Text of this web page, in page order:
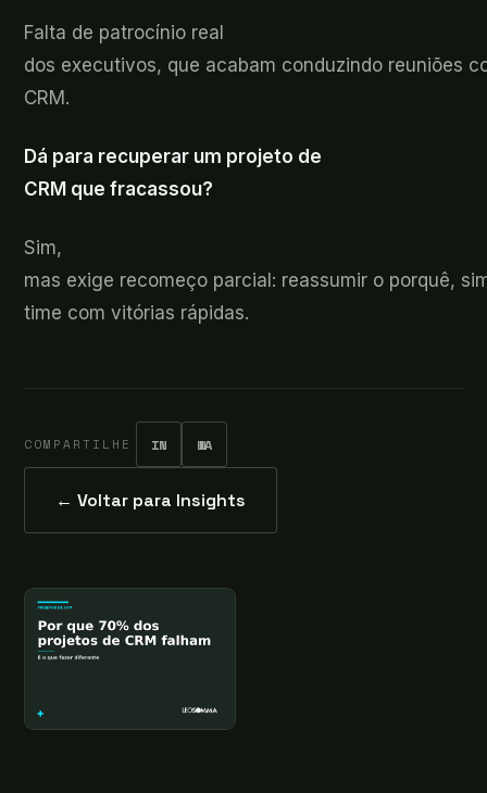
Falta de patrocínio real
dos executivos, que acabam conduzindo reuniões
CRM.
Dá para recuperar um projeto de
CRM que fracassou?
Sim,
mas exige recomeço parcial: reassumir o porquê,
time com vitórias rápidas.
COMPARTILHE IN WA
← Voltar para Insights